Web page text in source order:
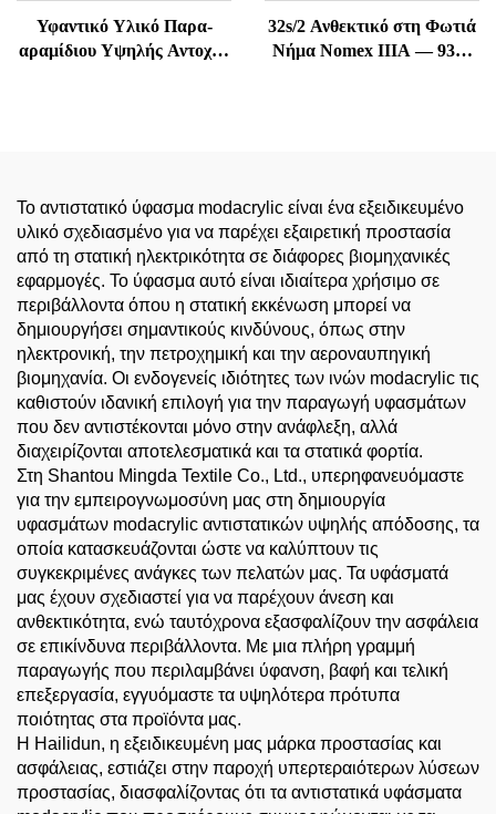
Υφαντικό Υλικό Παρα-
αραμίδιου Υψηλής Αντοχής
32s/2 Ανθεκτικό στη Φωτιά
Νήμα Nomex IIIA — 93%
Το αντιστατικό ύφασμα modacrylic είναι ένα εξειδικευμένο
υλικό σχεδιασμένο για να παρέχει εξαιρετική προστασία
από τη στατική ηλεκτρικότητα σε διάφορες βιομηχανικές
εφαρμογές. Το ύφασμα αυτό είναι ιδιαίτερα χρήσιμο σε
περιβάλλοντα όπου η στατική εκκένωση μπορεί να
δημιουργήσει σημαντικούς κινδύνους, όπως στην
ηλεκτρονική, την πετροχημική και την αεροναυπηγική
βιομηχανία. Οι ενδογενείς ιδιότητες των ινών modacrylic τις
καθιστούν ιδανική επιλογή για την παραγωγή υφασμάτων
που δεν αντιστέκονται μόνο στην ανάφλεξη, αλλά
διαχειρίζονται αποτελεσματικά και τα στατικά φορτία.
Στη Shantou Mingda Textile Co., Ltd., υπερηφανευόμαστε
για την εμπειρογνωμοσύνη μας στη δημιουργία
υφασμάτων modacrylic αντιστατικών υψηλής απόδοσης, τα
οποία κατασκευάζονται ώστε να καλύπτουν τις
συγκεκριμένες ανάγκες των πελατών μας. Τα υφάσματά
μας έχουν σχεδιαστεί για να παρέχουν άνεση και
ανθεκτικότητα, ενώ ταυτόχρονα εξασφαλίζουν την ασφάλεια
σε επικίνδυνα περιβάλλοντα. Με μια πλήρη γραμμή
παραγωγής που περιλαμβάνει ύφανση, βαφή και τελική
επεξεργασία, εγγυόμαστε τα υψηλότερα πρότυπα
ποιότητας στα προϊόντα μας.
Η Hailidun, η εξειδικευμένη μας μάρκα προστασίας και
ασφάλειας, εστιάζει στην παροχή υπερτεραιότερων λύσεων
προστασίας, διασφαλίζοντας ότι τα αντιστατικά υφάσματα